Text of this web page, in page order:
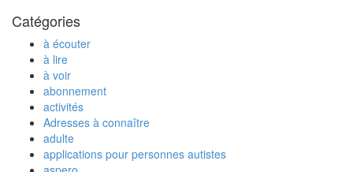
Catégories
à écouter
à lire
à voir
abonnement
activités
Adresses à connaître
adulte
applications pour personnes autistes